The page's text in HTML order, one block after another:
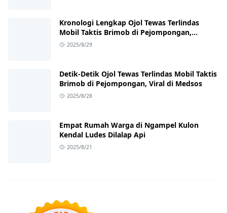
Kronologi Lengkap Ojol Tewas Terlindas
Mobil Taktis Brimob di Pejompongan,
Ternyata Sedang Antar Orderan
2025/8/29
Detik-Detik Ojol Tewas Terlindas Mobil Taktis
Brimob di Pejompongan, Viral di Medsos
2025/8/28
Empat Rumah Warga di Ngampel Kulon
Kendal Ludes Dilalap Api
2025/8/21